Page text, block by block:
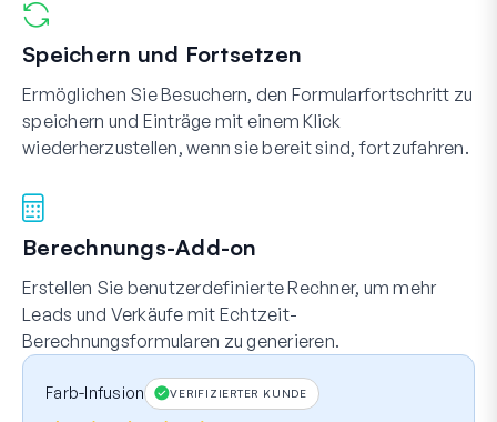
Speichern und Fortsetzen
Ermöglichen Sie Besuchern, den Formularfortschritt zu
speichern und Einträge mit einem Klick
wiederherzustellen, wenn sie bereit sind, fortzufahren.
Berechnungs-Add-on
Erstellen Sie benutzerdefinierte Rechner, um mehr
Leads und Verkäufe mit Echtzeit-
Berechnungsformularen zu generieren.
Farb-Infusion VERIFIZIERTER KUNDE